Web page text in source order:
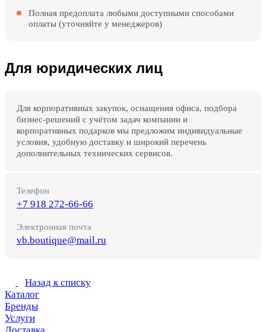
Полная предоплата любыми доступными способами
оплаты (уточняйте у менеджеров)
Для юридических лиц
Для корпоративных закупок, оснащения офиса, подбора
бизнес-решений с учётом задач компании и
корпоративных подарков мы предложим индивидуальные
условия, удобную доставку и широкий перечень
дополнительных технических сервисов.
Телефон
+7 918 272-66-66
Электронная почта
vb.boutique@mail.ru
Назад к списку
Каталог
Бренды
Услуги